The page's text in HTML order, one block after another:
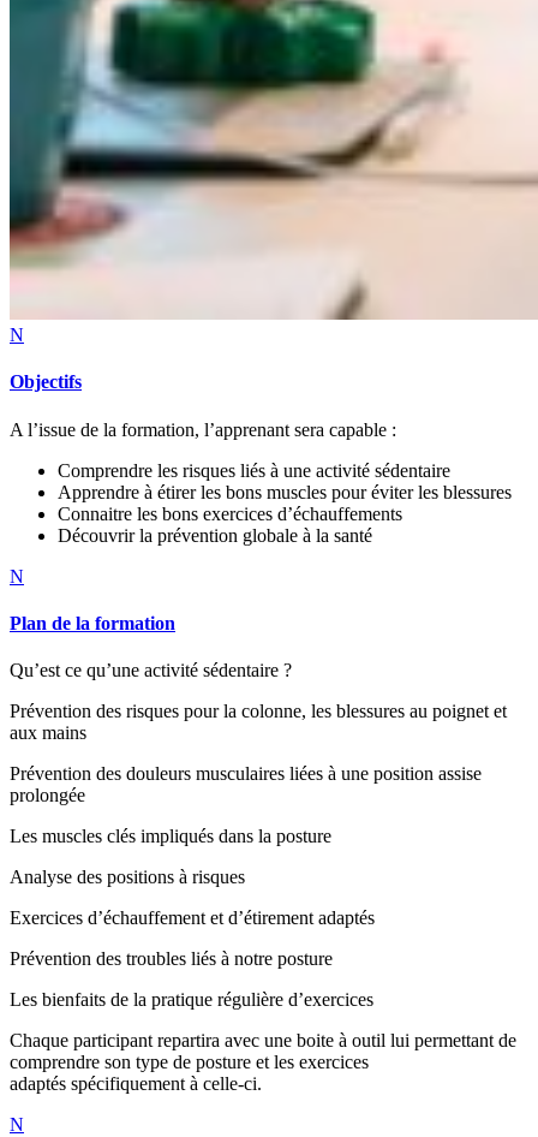
N
Objectifs
A l’issue de la formation, l’apprenant sera capable :
Comprendre les risques liés à une activité sédentaire
Apprendre à étirer les bons muscles pour éviter les blessures
Connaitre les bons exercices d’échauffements
Découvrir la prévention globale à la santé
N
Plan de la formation
Qu’est ce qu’une activité sédentaire ?
Prévention des risques pour la colonne, les blessures au poignet et
aux mains
Prévention des douleurs musculaires liées à une position assise
prolongée
Les muscles clés impliqués dans la posture
Analyse des positions à risques
Exercices d’échauffement et d’étirement adaptés
Prévention des troubles liés à notre posture
Les bienfaits de la pratique régulière d’exercices
Chaque participant repartira avec une boite à outil lui permettant de
comprendre son type de posture et les exercices
adaptés spécifiquement à celle-ci.
N